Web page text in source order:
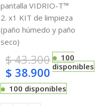
pantalla VIDRIO-T™
2. x1 KIT de limpieza
(paño húmedo y paño
seco)
$43.300
$ 38.900
100
disponibles
100 disponibles